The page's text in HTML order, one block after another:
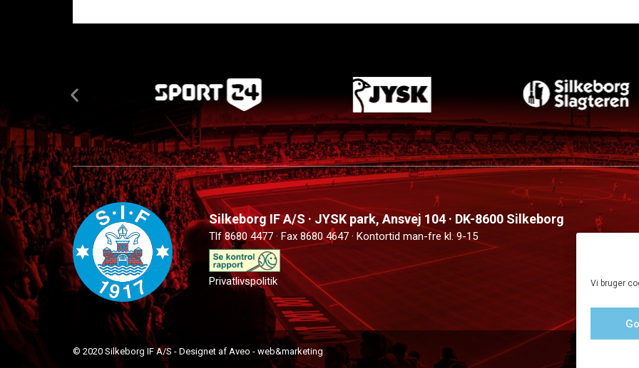
Vi bruger
Silkeborg IF A/S · JYSK park, Ansvej 104 · DK-8600 Silkeborg
Tlf 8680 4477 · Fax 8680 4647 · Kontortid man-fre kl. 9-15
Privatlivspolitik
© 2020 Silkeborg IF A/S - Designet af Aveo - web&marketing